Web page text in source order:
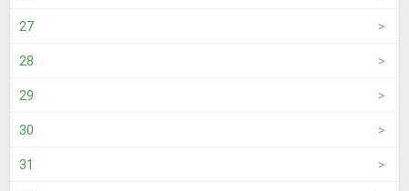
27
28
29
30
31